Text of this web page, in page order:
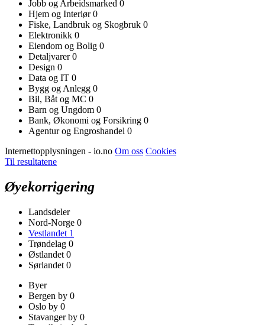
Jobb og Arbeidsmarked 0
Hjem og Interiør0
Fiske, Landbruk og Skogbruk 0
Elektronikk 0
Eiendom og Bolig 0
Detaljvarer0
Design 0
Data og IT 0
Bygg og Anlegg 0
Bil, Båt og MC 0
Barn og Ungdom 0
Bank, Økonomi og Forsikring 0
Agentur og Engroshandel 0
Internettopplysningen - io.no Om oss Cookies
Til resultatene
Øyekorrigering
Landsdeler
Nord-Norge 0
Vestlandet 1
Trøndelag 0
Østlandet 0
Sørlandet 0
Byer
Bergen by 0
Oslo by 0
Stavanger by 0